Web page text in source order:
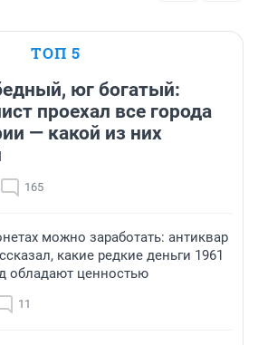
ТОП 5
юг богатый:
проехал все города
— какой из них
165
можно заработать: антиквар
какие редкие деньги 1961
обладают ценностью
11